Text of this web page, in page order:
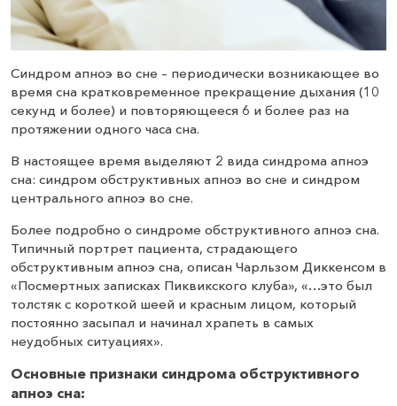
Синдром апноэ во сне – периодически возникающее во
время сна кратковременное прекращение дыхания (10
секунд и более) и повторяющееся 6 и более раз на
протяжении одного часа сна.
В настоящее время выделяют 2 вида синдрома апноэ
сна: синдром обструктивных апноэ во сне и синдром
центрального апноэ во сне.
Более подробно о синдроме обструктивного апноэ сна.
Типичный портрет пациента, страдающего
обструктивным апноэ сна, описан Чарльзом Диккенсом в
«Посмертных записках Пиквикского клуба», «…это был
толстяк с короткой шеей и красным лицом, который
постоянно засыпал и начинал храпеть в самых
неудобных ситуациях».
Основные признаки синдрома обструктивного
апноэ сна: